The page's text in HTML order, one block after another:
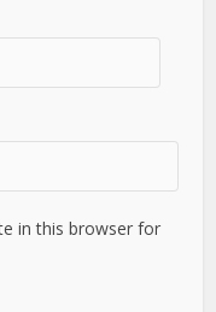
in this browser for